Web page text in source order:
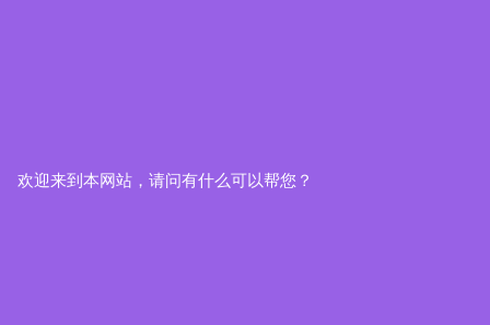
欢迎来到本网站，请问有什么可以帮您？